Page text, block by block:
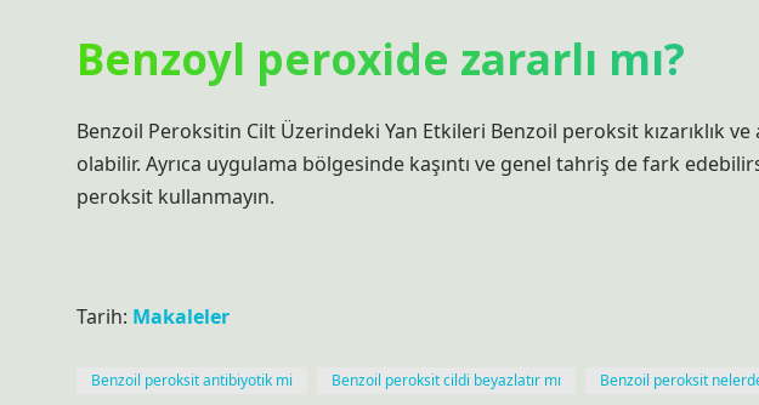
Benzoyl peroxide zararlı mı?
Benzoil Peroksitin Cilt Üzerindeki Yan Etkileri Benzoil peroksit kızarıklık
olabilir. Ayrıca uygulama bölgesinde kaşıntı ve genel tahriş de fark
peroksit kullanmayın.
Tarih: Makaleler
Benzoil peroksit antibiyotik mi Benzoil peroksit cildi beyazlatır mı Benzoil peroksit